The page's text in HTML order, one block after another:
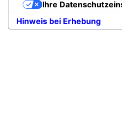
Hinweis bei Erhebung
Ihre